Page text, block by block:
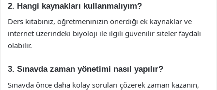
2. Hangi kaynakları kullanmalıyım?
Ders kitabınız, öğretmeninizin önerdiği ek kaynaklar ve
internet üzerindeki biyoloji ile ilgili güvenilir siteler faydalı
olabilir.
3. Sınavda zaman yönetimi nasıl yapılır?
Sınavda önce daha kolay soruları çözerek zaman kazanın,